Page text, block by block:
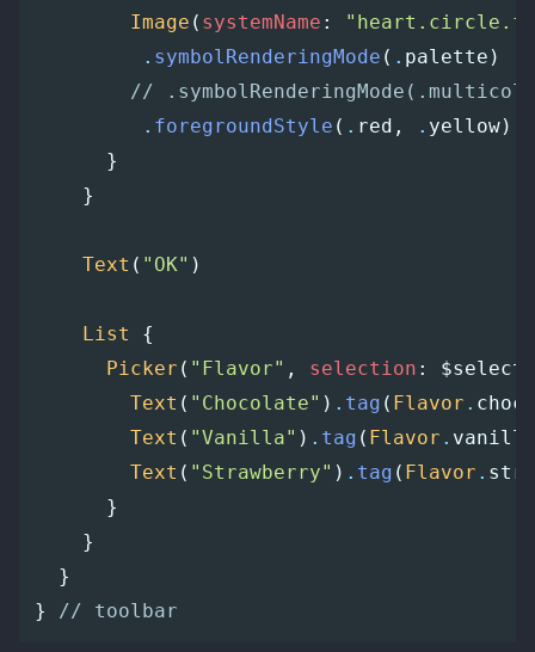
Image ( systemName :
. symbolRenderingMode ( . palette )
//
. foregroundStyle ( . red , . yellow)
}
}
Text ( "OK" )
List
{
Picker ( "Flavor" , selection :
Text ( "Chocolate" ) . tag ( Flavor .
Text ( "Vanilla" ) . tag ( Flavor . vanilla
Text ( "Strawberry" ) . tag ( Flavor .
}
}
}
}
// toolbar